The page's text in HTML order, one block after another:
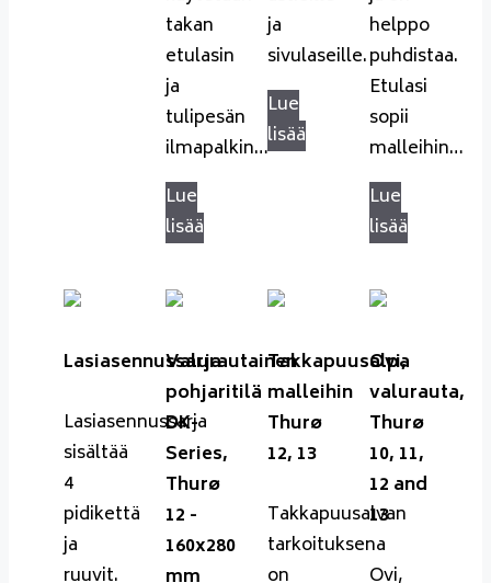
takan
etulasin
ja
tulipesän
ilmapalkin…
Lue
lisää
ja
sivulaseille.
Lue
lisää
helppo
puhdistaa.
Etulasi
sopii
malleihin…
Lue
lisää
Lasiasennussarja
Lasiasennussarja
sisältää
4
pidikettä
ja
ruuvit.
Valurautainen
pohjaritilä
DK-
Series,
Thurø
12 -
160x280
Takkapuusalpa
malleihin
Thurø
12, 13
Takkapuusalvan
tarkoituksena
on
Ovi,
valurauta,
Thurø
10, 11,
12 and
13
Ovi,